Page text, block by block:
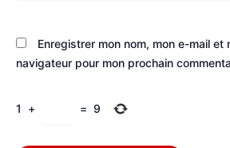
Enregistrer mon nom, mon e-mail et
navigateur pour mon prochain
1 + = 9